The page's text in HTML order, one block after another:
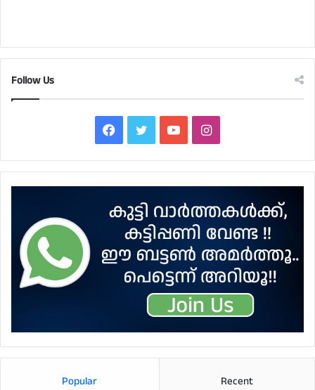
Follow Us
FacebookTwitterYouTubeInstagram
Popular Recent